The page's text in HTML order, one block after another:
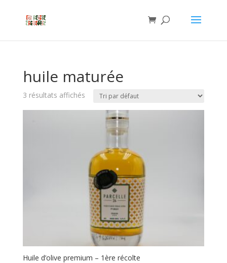
huile maturée
3 résultats affichés
Huile d’olive premium – 1ère récolte